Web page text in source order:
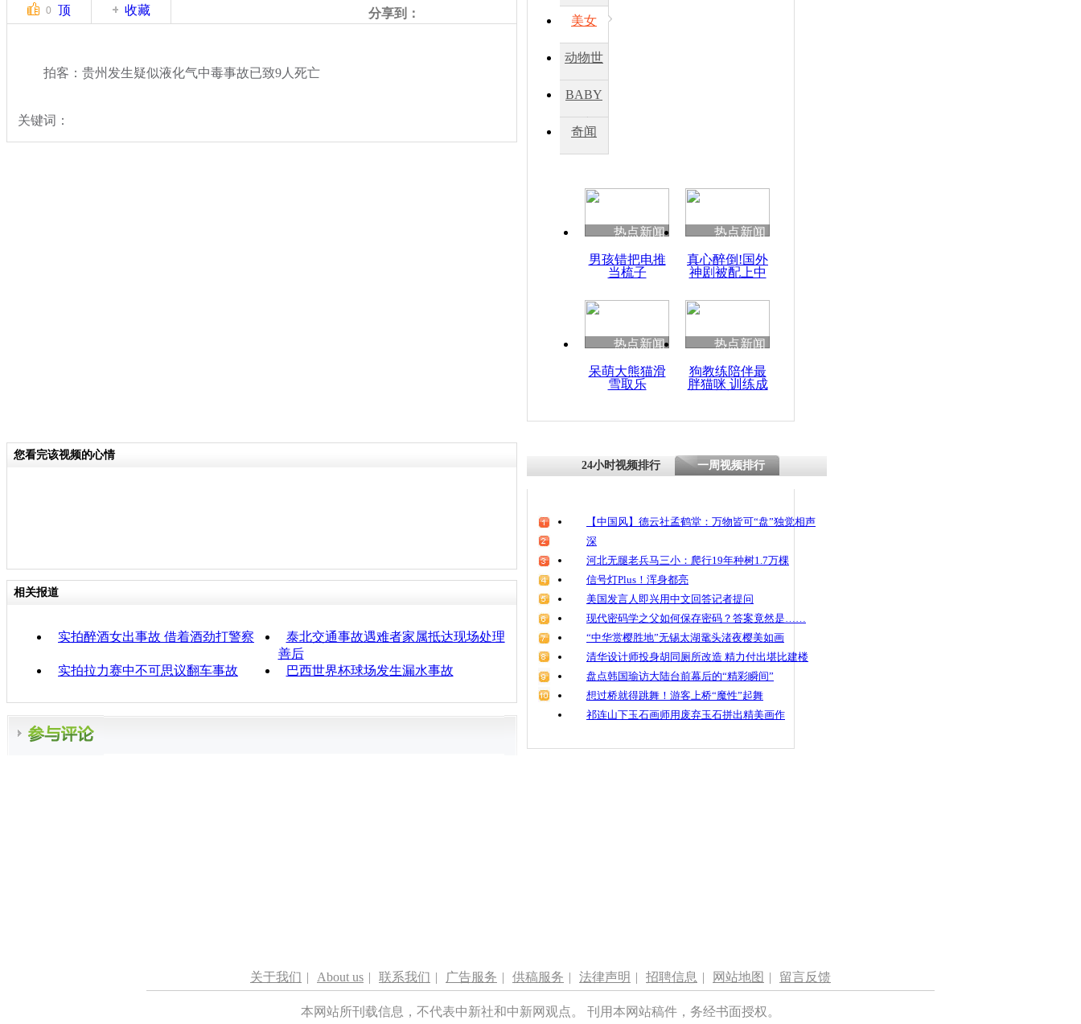
因
度苗族花山节
魂
0 顶 收藏 分享到：
拍客：贵州发生疑似液化气中毒事故已致9人死亡
关键词：
美女
动物世
BABY
秀
奇闻
热点新闻
男孩错把电推
当梳子
热点新闻
真心醉倒!国外
神剧被配上中
热点新闻
呆萌大熊猫滑
雪取乐
热点新闻
狗教练陪伴最
胖猫咪 训练成
您看完该视频的心情
相关报道
实拍醉酒女出事故 借着酒劲打警察
泰北交通事故遇难者家属抵达现场处理
善后
实拍拉力赛中不可思议翻车事故
巴西世界杯球场发生漏水事故
24小时视频排行 一周视频排行
【中国风】德云社孟鹤堂：万物皆可“盘”独觉相声
深
河北无腿老兵马三小：爬行19年种树1.7万棵
信号灯Plus！浑身都亮
美国发言人即兴用中文回答记者提问
现代密码学之父如何保存密码？答案竟然是……
“中华赏樱胜地”无锡太湖鼋头渚夜樱美如画
清华设计师投身胡同厕所改造 精力付出堪比建楼
盘点韩国瑜访大陆台前幕后的“精彩瞬间”
想过桥就得跳舞！游客上桥“魔性”起舞
祁连山下玉石画师用废弃玉石拼出精美画作
关于我们 | About us | 联系我们 | 广告服务 | 供稿服务 | 法律声明 | 招聘信息 | 网站地图 | 留言反馈
本网站所刊载信息，不代表中新社和中新网观点。 刊用本网站稿件，务经书面授权。